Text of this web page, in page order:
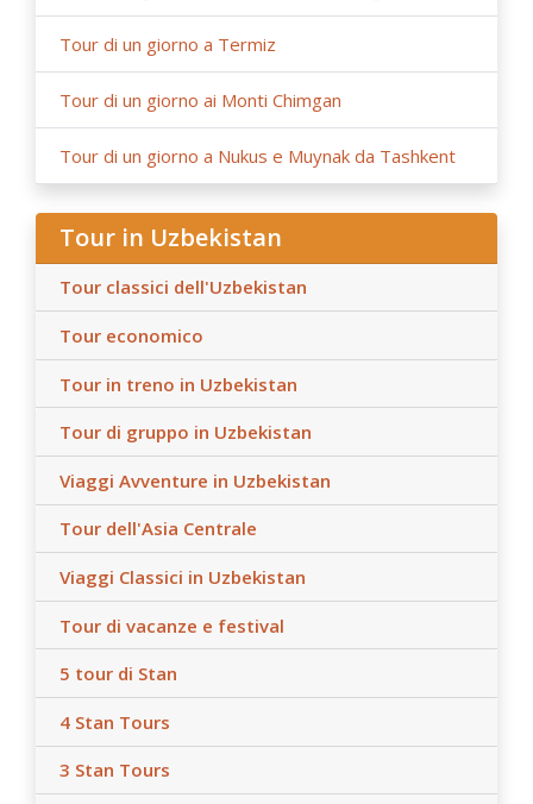
Tour di un giorno a Termiz
Tour di un giorno ai Monti Chimgan
Tour di un giorno a Nukus e Muynak da Tashkent
Tour in Uzbekistan
Tour classici dell'Uzbekistan
Tour economico
Tour in treno in Uzbekistan
Tour di gruppo in Uzbekistan
Viaggi Avventure in Uzbekistan
Tour dell'Asia Centrale
Viaggi Classici in Uzbekistan
Tour di vacanze e festival
5 tour di Stan
4 Stan Tours
3 Stan Tours